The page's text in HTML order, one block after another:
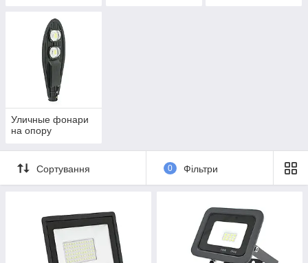
Уличные фонари
на опору
Сортування 0 Фільтри